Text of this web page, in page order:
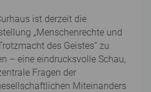
ist derzeit die
„Menschenrechte und
des Geistes“ zu
– eine eindrucksvolle Schau,
Fragen der
Miteinanders